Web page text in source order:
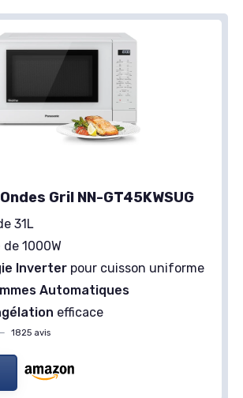
Gril NN-GT45KWSUG
31L
de 1000W
Inverter pour cuisson uniforme
Automatiques
efficace
— 1825 avis